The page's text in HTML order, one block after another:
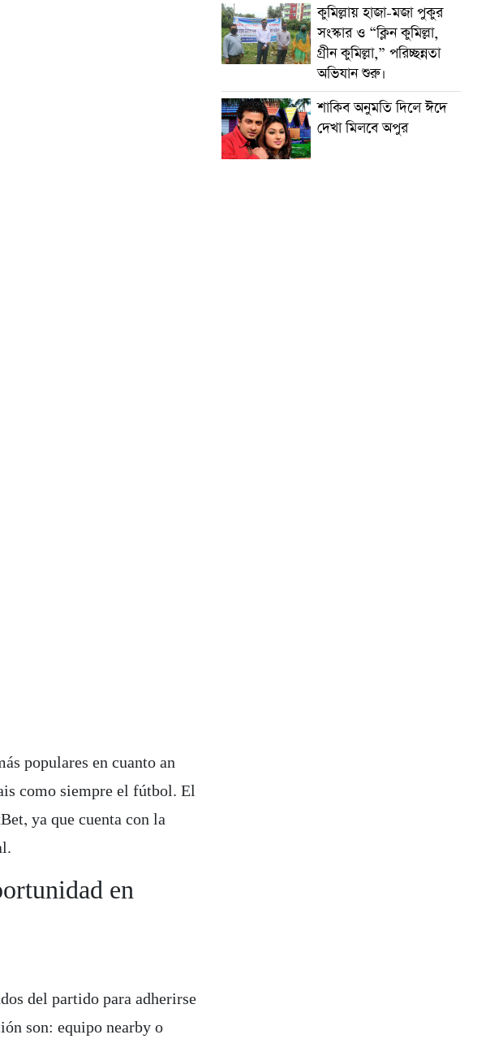
populares en cuanto an
como siempre el fútbol. El
ya que cuenta con la
en
del partido para adherirse
son: equipo nearby o
কুমিল্লায় হাজা-মজা পুকুর
সংস্কার ও “ক্লিন কুমিল্লা,
গ্রীন কুমিল্লা,” পরিচ্ছন্নতা
অভিযান শুরু।
শাকিব অনুমতি দিলে ঈদে
দেখা মিলবে অপুর